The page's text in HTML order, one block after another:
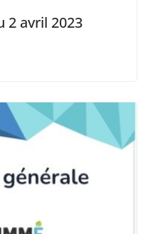
2 avril 2023